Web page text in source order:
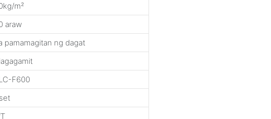
m²
araw
pamamagitan ng dagat
F600